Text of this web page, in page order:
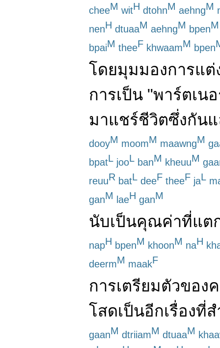
cheeM witH dtohnM aehngM
nenH dtuaaM aehngM bpenM
bpaiM theeF khwaamM bpen
โดยมุมมองการแต่
การเป็น "พาร์ตเน
มาแชร์ชีวิตซึ่งกัน
dooyM moomM maawngM
bpatL jooL banM kheuuM
reuuR batL deeF theeF jaL
ganM laeH ganM
นับเป็นคุณค่าที่แต
napH bpenM khoonM naH
deermM maakF
การเตรียมตัวของ
โสดเป็นอีกเรื่องที่
gaanM dtriiamM dtuaaM